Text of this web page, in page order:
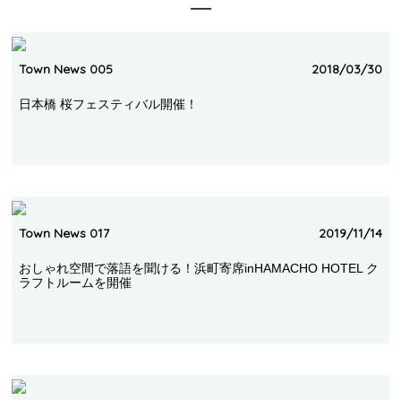
Town News 005 2018/03/30
日本橋 桜フェスティバル開催！
Town News 017 2019/11/14
おしゃれ空間で落語を聞ける！浜町寄席inHAMACHO HOTEL ク
ラフトルームを開催